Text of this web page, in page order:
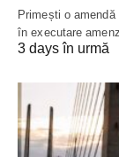
Primești o
în executare
3 days în urmă